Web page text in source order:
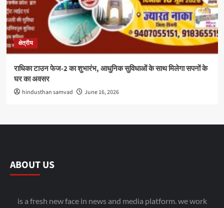
क्षेत्रीय
राधिका टाउन फेज-2 का शुभारंभ, आधुनिक सुविधाओं के साथ मिलेगा सपनों के
घर का अवसर
hindusthan samvad June 16, 2026
ABOUT US
is a fresh new face in news and media platform. we work